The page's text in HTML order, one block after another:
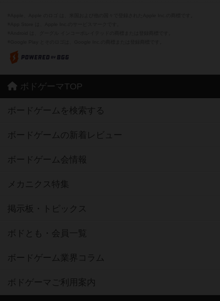
ボドゲーマTOP
ボードゲームを検索する
ボードゲームの新着レビュー
ボードゲーム会情報
メカニクス特集
掲示板・トピックス
ボドとも・会員一覧
ボードゲーム業界コラム
ボドゲーマご利用案内